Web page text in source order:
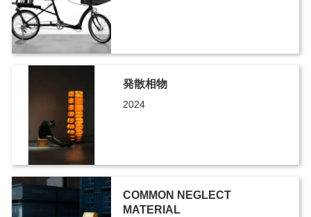
発散相物
2024
COMMON NEGLECT
MATERIAL